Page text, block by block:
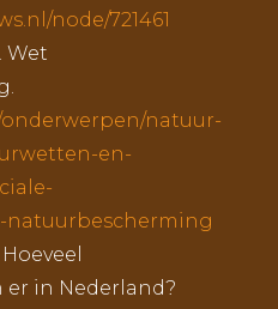
node/721461
Wet
onderwerpen/natuur-
en-
er in Nederland?